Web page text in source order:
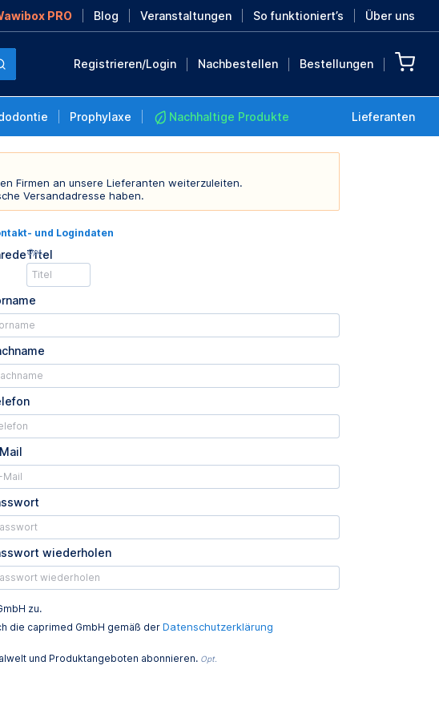
PRO Blog Veranstaltungen So funktioniert’s Über uns
Registrieren/Login Nachbestellen Bestellungen
Prophylaxe Nachhaltige Produkte Lieferanten
MEHR ENTDECKEN
Firmen an unsere Lieferanten weiterzuleiten.
Versandadresse haben.
und Logindaten
Titel
Opt.
wiederholen
zu.
die caprimed GmbH gemäß der Datenschutzerklärung
und Produktangeboten abonnieren. Opt.